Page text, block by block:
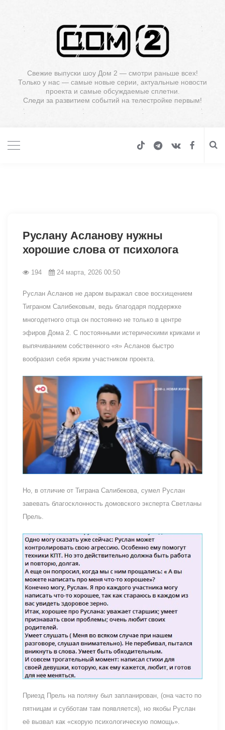
Свежие выпуски шоу Дом 2 — смотри раньше всех!
Только у нас — самые новые серии, актуальные новости
проекта и самые обсуждаемые сплетни.
Следи за развитием событий на телестройке первым!
Руслану Асланову нужны
хорошие слова от психолога
194 24 марта, 2026 00:50
Руслан Асланов не даром выражал свое восхищением
Тиграном Салибековым, ведь благодаря поддержке
многодетного отца он постоянно не только в центре
эфиров Дома 2. С постоянными истерическими криками и
выпячиванием собственного «я» Асланов быстро
вообразил себя ярким участником проекта.
Но, в отличие от Тиграна Салибекова, сумел Руслан
завевать благосклонность домовского эксперта Светланы
Прель.
Приезд Прель на поляну был запланирован, (она часто по
пятницам и субботам там появляется), но якобы Руслан
её вызвал как «скорую психологическую помощь».